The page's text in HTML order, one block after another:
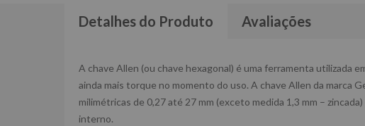
Detalhes do Produto Avaliações
A chave Allen (ou chave hexagonal) é uma ferramenta utilizada
ainda mais torque no momento do uso. A chave Allen da marca
milimétricas de 0,27 até 27 mm (exceto medida 1,3 mm –
interno.